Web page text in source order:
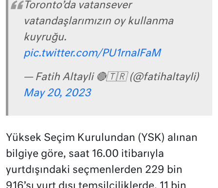
Toronto’da vatansever
vatandaşlarımızın oy kullanma
kuyruğu.
pic.twitter.com/PU1rnaIFaM
— Fatih Altayli 🔴🇹🇷 (@fatihaltayli)
May 20, 2023
Yüksek Seçim Kurulundan (YSK) alınan
bilgiye göre, saat 16.00 itibarıyla
yurtdışındaki seçmenlerden 229 bin